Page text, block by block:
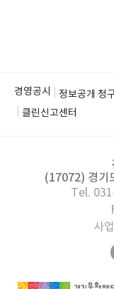
경영공시 정보공개 청
클린신고센터
(17072) 경기
Tel.
사